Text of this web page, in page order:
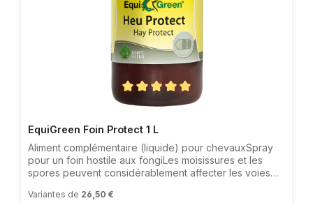
Note moyenne de 5 sur 5 étoiles
EquiGreen Foin Protect 1 L
Aliment complémentaire (liquide) pour chevauxSpray
pour un foin hostile aux fongiLes moisissures et les
spores peuvent considérablement affecter les voies
animaux sensibles, l'ensemble de l'organisme.
Variantes de 26,50 €